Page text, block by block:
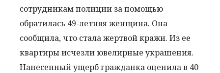
сотрудникам полиции за помощью
обратилась 49-летняя женщина. Она
сообщила, что стала жертвой кражи. Из ее
квартиры исчезли ювелирные украшения.
Нанесенный ущерб гражданка оценила в 40